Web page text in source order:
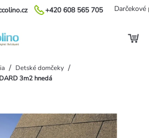
+420 608 565 705 Darčekové
/ Detské domčeky /
3m2 hnedá